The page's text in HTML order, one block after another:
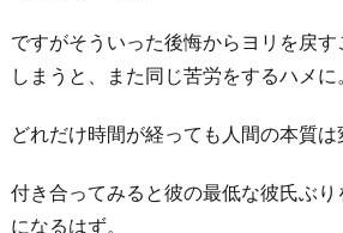
け
4.
に
性
ですがそういった後悔からヨリを戻
しまうと、また同じ苦労をするハメに。
どれだけ時間が経っても人間の本質は
付き合ってみると彼の最低な彼氏ぶり
になるはず。